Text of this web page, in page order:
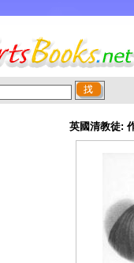
英國清教徒: